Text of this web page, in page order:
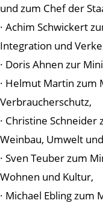
und zum Chef der
· Achim Schwickert
Integration und
· Doris Ahnen zur
· Helmut Martin zum
Verbraucherschutz,
· Christine
Weinbau, Umwelt
· Sven Teuber zum
Wohnen und Kultur,
· Michael Ebling